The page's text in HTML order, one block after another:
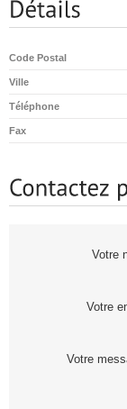
Code Postal
Ville
Téléphone
Fax
Votre
Votre
Votre